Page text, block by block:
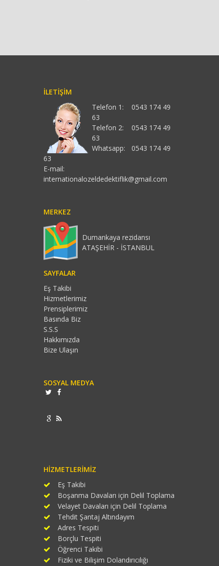
İLETIŞIM
Telefon 1:
0543 174 49
63
Telefon 2:
0543 174 49
63
Whatsapp:
0543 174 49
63
E-mail:
internationalozeldedektiflik@gmail.com
MERKEZ
Dumankaya rezidansı
ATAŞEHİR - İSTANBUL
SAYFALAR
Eş Takibi
Hizmetlerimiz
Prensiplerimiz
Basında Biz
S.S.S
Hakkımızda
Bize Ulaşın
SOSYAL MEDYA
HIZMETLERIMIZ
Eş Takibi
Boşanma Davaları için Delil Toplama
Velayet Davaları için Delil Toplama
Tehdit Şantaj Altındayım
Adres Tespiti
Borçlu Tespiti
Öğrenci Takibi
Fiziki ve Bilişim Dolandırıcılığı